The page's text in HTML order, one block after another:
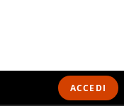
ACCEDI